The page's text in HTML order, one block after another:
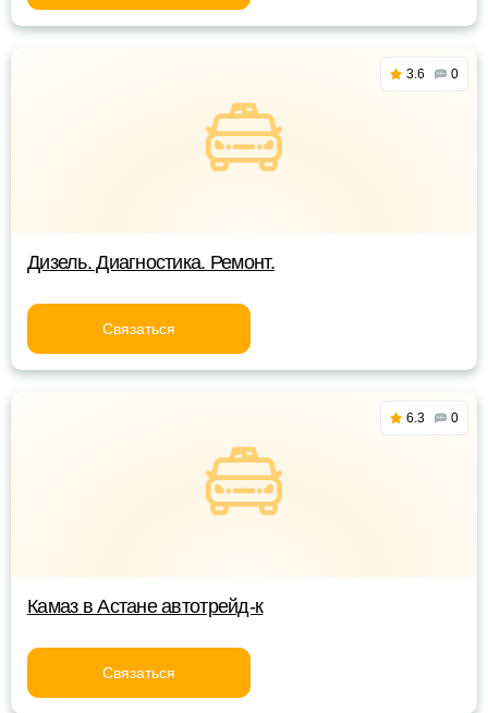
3.6 0
Дизель. Диагностика. Ремонт.
Связаться
6.3 0
Камаз в Астане автотрейд-к
Связаться